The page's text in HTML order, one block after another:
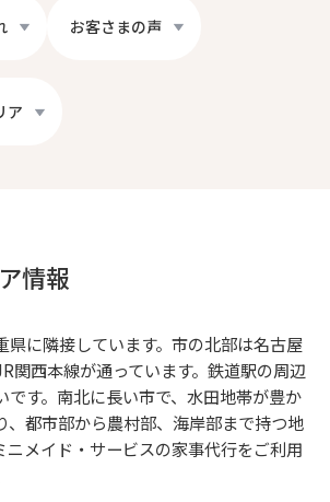
お客さまの声
ア
情報
県に隣接しています。市の北部は名古屋
関西本線が通っています。鉄道駅の周辺
です。南北に長い市で、水田地帯が豊か
、都市部から農村部、海岸部まで持つ地
ニメイド・サービスの家事代行をご利用